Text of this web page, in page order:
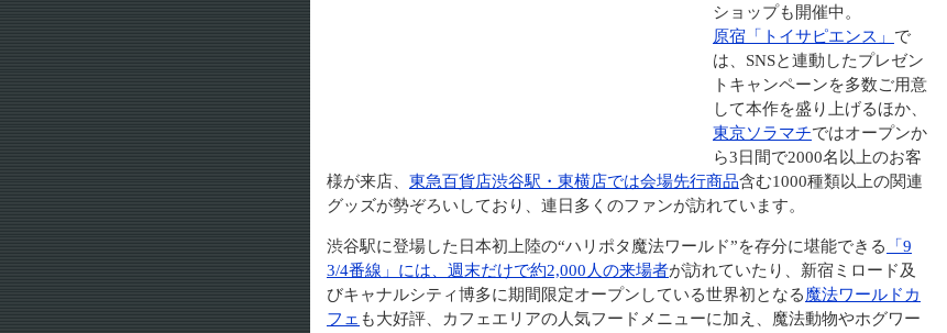
ショップも開催中。
原宿「トイサピエンス」 で
は、SNSと連動したプレゼン
トキャンペーンを多数ご用意
して本作を盛り上げるほか、
東京ソラマチではオープンか
ら3日間で2000名以上のお客
様が来店、 東急百貨店渋谷駅・東横店では会場先行商品含む1000種類以上の関連
グッズが勢ぞろいしており、連日多くのファンが訪れています。
渋谷駅に登場した日本初上陸の“ハリポタ魔法ワールド”を存分に堪能できる
「9
3/4番線」には、週末だけで約2,000人の来場者が訪れていたり、新宿ミロード及
びキャナルシティ博多に期間限定オープンしている世界初となる魔法ワールドカ
フェ も大好評、カフェエリアの人気フードメニューに加え、魔法動物やホグワー